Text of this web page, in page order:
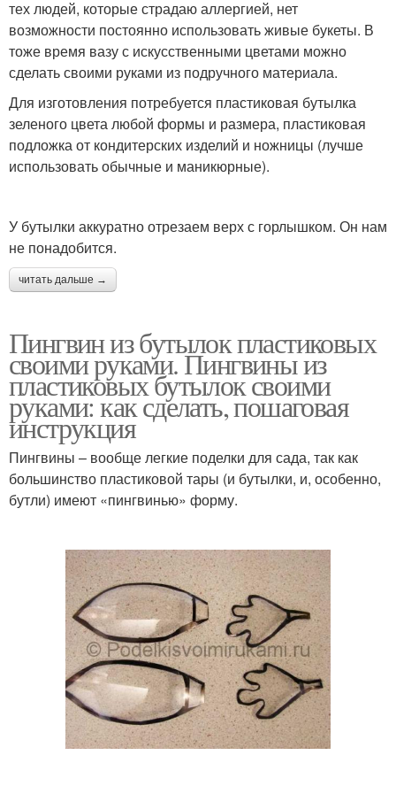
тех людей, которые страдаю аллергией, нет
возможности постоянно использовать живые букеты. В
тоже время вазу с искусственными цветами можно
сделать своими руками из подручного материала.
Для изготовления потребуется пластиковая бутылка
зеленого цвета любой формы и размера, пластиковая
подложка от кондитерских изделий и ножницы (лучше
использовать обычные и маникюрные).
У бутылки аккуратно отрезаем верх с горлышком. Он нам
не понадобится.
читать дальше →
Пингвин из бутылок пластиковых
своими руками. Пингвины из
пластиковых бутылок своими
руками: как сделать, пошаговая
инструкция
Пингвины – вообще легкие поделки для сада, так как
большинство пластиковой тары (и бутылки, и, особенно,
бутли) имеют «пингвинью» форму.